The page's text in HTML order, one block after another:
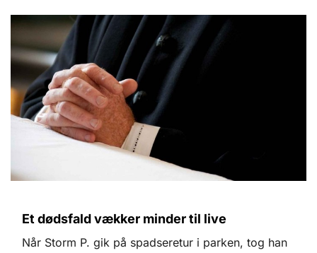
Et dødsfald vækker minder til live
Når Storm P. gik på spadseretur i parken, tog han